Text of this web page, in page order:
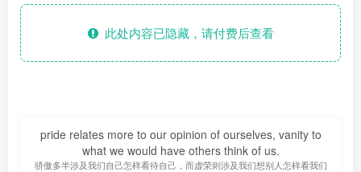
此处内容已隐藏，请付费后查看
pride relates more to our opinion of ourselves, vanity to
what we would have others think of us.
骄傲多半涉及我们自己怎样看待自己，而虚荣则涉及我们想别人怎样看我们